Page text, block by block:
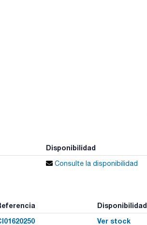
Disponibilidad
Consulte la disponibilidad
Disponibilidad
Ver stock